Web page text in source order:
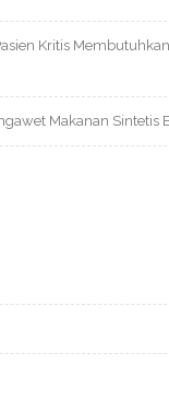
Kritis
Makanan Sintetis